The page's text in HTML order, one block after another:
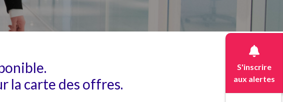
S'inscrire
aux alertes
la carte des offres.